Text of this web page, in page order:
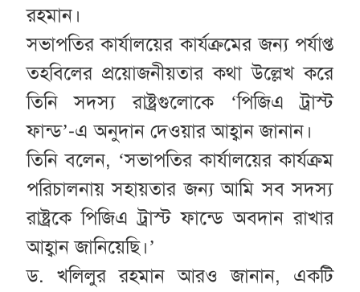
রহমান।
সভাপতির কার্যালয়ের কার্যক্রমের জন্য পর্যাপ্ত
তহবিলের প্রয়োজনীয়তার কথা উল্লেখ করে
তিনি সদস্য রাষ্ট্রগুলোকে ‘পিজিএ ট্রাস্ট
ফান্ড’-এ অনুদান দেওয়ার আহ্বান জানান।
তিনি বলেন, ‘সভাপতির কার্যালয়ের কার্যক্রম
পরিচালনায় সহায়তার জন্য আমি সব সদস্য
রাষ্ট্রকে পিজিএ ট্রাস্ট ফান্ডে অবদান রাখার
আহ্বান জানিয়েছি।’
ড. খলিলুর রহমান আরও জানান, একটি